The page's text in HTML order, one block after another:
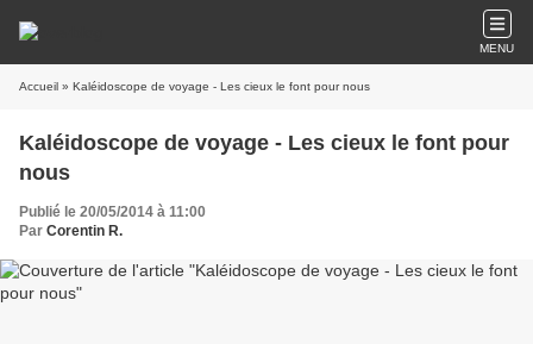
MENU
Accueil » Kaléidoscope de voyage - Les cieux le font pour nous
Kaléidoscope de voyage - Les cieux le font pour
nous
Publié le 20/05/2014 à 11:00
Par Corentin R.